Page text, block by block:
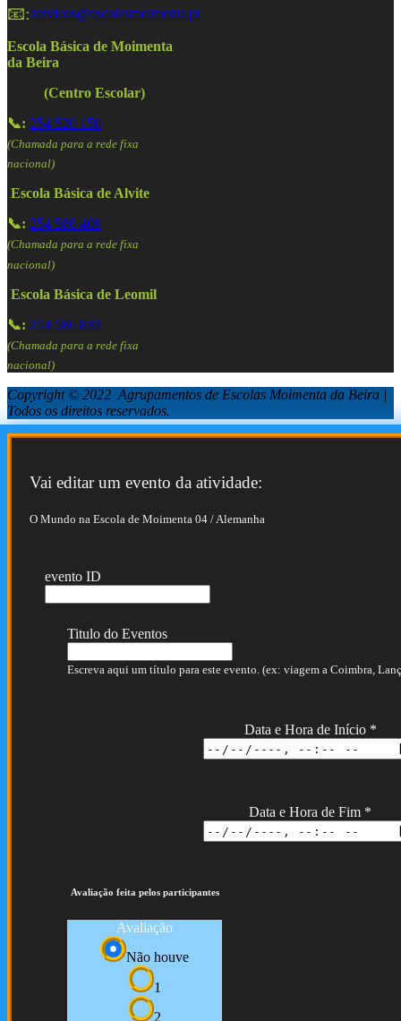
📧:servicos@escolasmoimenta.pt
Escola Básica de Moimenta
da Beira
(Centro Escolar)
📞: 254 520 150
(Chamada para a rede fixa
nacional)
Escola Básica de Alvite
📞: 254 586 409
(Chamada para a rede fixa
nacional)
Escola Básica de Leomil
📞: 254 586 833
(Chamada para a rede fixa
nacional)
Copyright © 2022 Agrupamentos de Escolas Moimenta da Beira |
Todos os direitos reservados.
Vai editar um evento da atividade:
O Mundo na Escola de Moimenta 04 / Alemanha
evento ID
Titulo do Eventos
Escreva aqui um título para este evento. (ex: viagem a Coimbra,
Data e Hora de Início *
Data e Hora de Fim *
Avaliação feita pelos participantes
Avaliação
Não houve
1
2